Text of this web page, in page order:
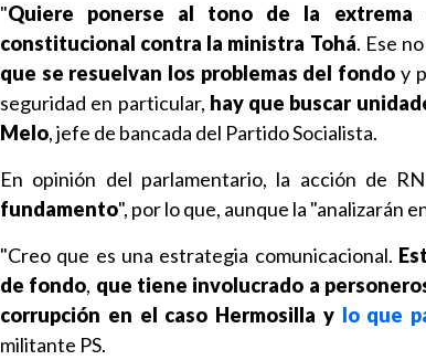
"Quiere ponerse al tono de la extrema
constitucional contra la ministra Tohá. Ese
que se resuelvan los problemas del fondo y
seguridad en particular, hay que buscar
Melo, jefe de bancada del Partido Socialista.
En opinión del parlamentario, la acción de RN
fundamento", por lo que, aunque la "analizarán
"Creo que es una estrategia comunicacional.
de fondo, que tiene involucrado a
corrupción en el caso Hermosilla ylo que
militante PS.